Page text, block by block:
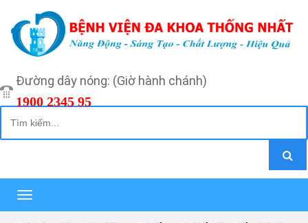
Đường dây nóng: (Giờ hành chánh)
1900 2345 95
Toggle
navigation